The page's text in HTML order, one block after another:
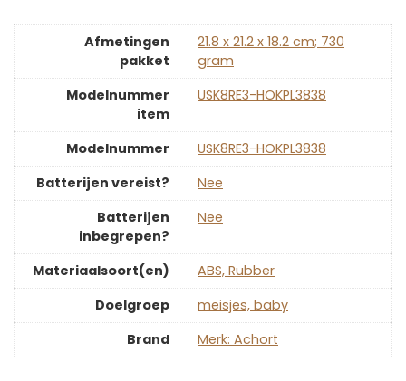
Afmetingen
pakket
‎21.8 x 21.2 x 18.2 cm; 730
gram
Modelnummer
item
‎USK8RE3-HOKPL3838
Modelnummer
‎USK8RE3-HOKPL3838
Batterijen vereist?
‎Nee
Batterijen
inbegrepen?
‎Nee
Materiaalsoort(en)
‎ABS, Rubber
Doelgroep
‎meisjes, baby
Brand
Merk: Achort